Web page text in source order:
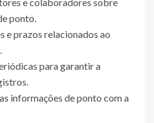
ponto.
e prazos relacionados ao
para garantir a
informações de ponto com a